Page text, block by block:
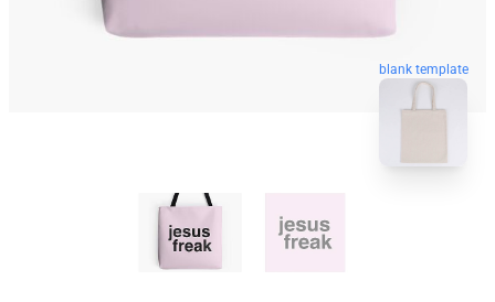
blank template